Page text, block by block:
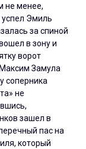
не менее,
Эмиль
за спиной
в зону и
ворот
Замула
соперника
не
зашел в
пас на
который